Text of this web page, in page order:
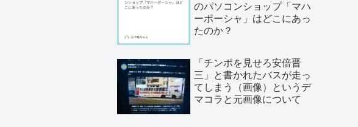
のパソコンショップ「マハ
ーポーシャ」はどこにあっ
たのか？
「チンポを見せろ安倍晋
三」と書かれたバスが走っ
てしまう（画像）というデ
マコラと元画像について